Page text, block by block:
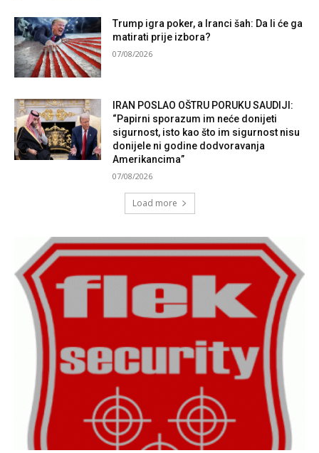
Trump igra poker, a Iranci šah: Da li će ga
matirati prije izbora?
07/08/2026
IRAN POSLAO OŠTRU PORUKU SAUDIJI:
“Papirni sporazum im neće donijeti
sigurnost, isto kao što im sigurnost nisu
donijele ni godine dodvoravanja
Amerikancima”
07/08/2026
Load more